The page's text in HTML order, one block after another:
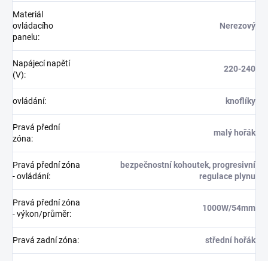
Materiál
ovládacího
panelu:
Nerezový
Napájecí napětí
(V):
220-240
ovládání: knoflíky
Pravá přední
zóna:
malý hořák
Pravá přední zóna
- ovládání:
bezpečnostní kohoutek, progresivní
regulace plynu
Pravá přední zóna
- výkon/průměr:
1000W/54mm
Pravá zadní zóna: střední hořák